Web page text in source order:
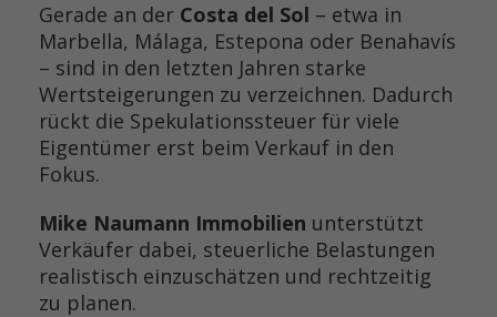
Gerade an der Costa del Sol – etwa in
Marbella, Málaga, Estepona oder Benahavís
– sind in den letzten Jahren starke
Wertsteigerungen zu verzeichnen. Dadurch
rückt die Spekulationssteuer für viele
Eigentümer erst beim Verkauf in den
Fokus.
Mike Naumann Immobilien unterstützt
Verkäufer dabei, steuerliche Belastungen
realistisch einzuschätzen und rechtzeitig
zu planen.